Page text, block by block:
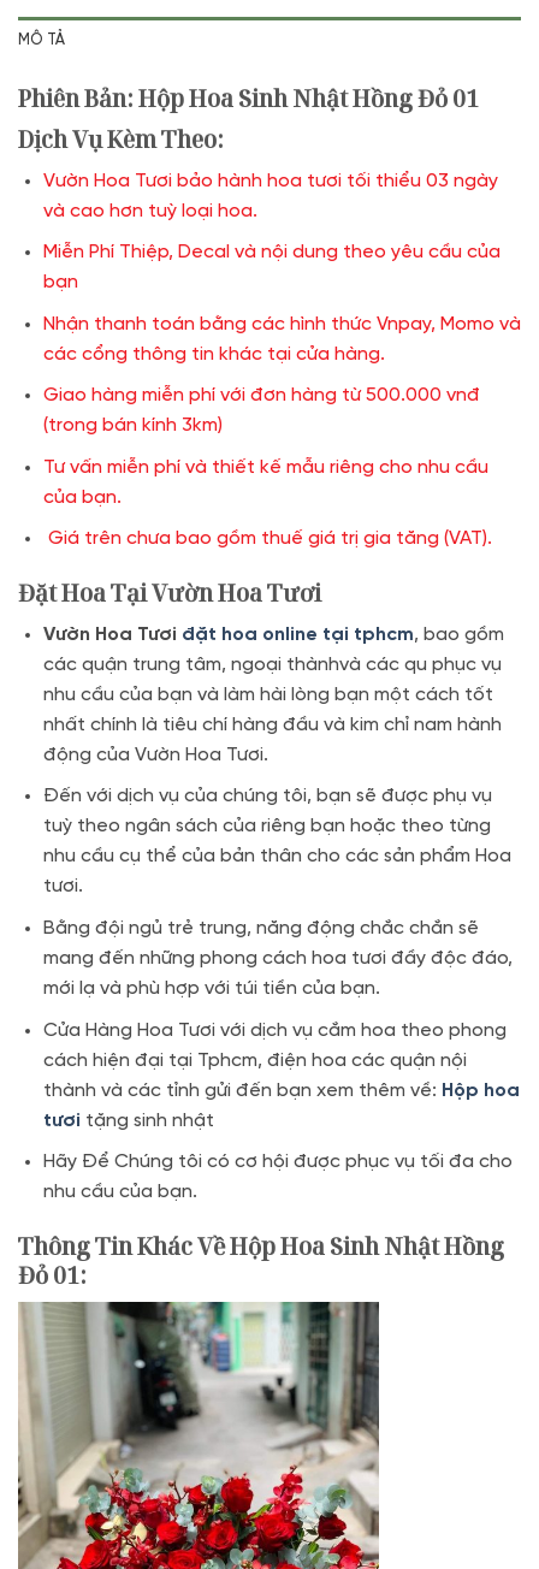
MÔ TẢ
Phiên Bản: Hộp Hoa Sinh Nhật Hồng Đỏ 01
Dịch Vụ Kèm Theo:
Vườn Hoa Tươi bảo hành hoa tươi tối thiểu 03 ngày
và cao hơn tuỳ loại hoa.
Miễn Phí Thiệp, Decal và nội dung theo yêu cầu của
bạn
Nhận thanh toán bằng các hình thức Vnpay, Momo và
các cổng thông tin khác tại cửa hàng.
Giao hàng miễn phí với đơn hàng từ 500.000 vnđ
(trong bán kính 3km)
Tư vấn miễn phí và thiết kế mẫu riêng cho nhu cầu
của bạn.
Giá trên chưa bao gồm thuế giá trị gia tăng (VAT).
Đặt Hoa Tại Vườn Hoa Tươi
Vườn Hoa Tươi đặt hoa online tại tphcm, bao gồm
các quận trung tâm, ngoại thànhvà các qu phục vụ
nhu cầu của bạn và làm hài lòng bạn một cách tốt
nhất chính là tiêu chí hàng đầu và kim chỉ nam hành
động của Vườn Hoa Tươi.
Đến với dịch vụ của chúng tôi, bạn sẽ được phụ vụ
tuỳ theo ngân sách của riêng bạn hoặc theo từng
nhu cầu cụ thể của bản thân cho các sản phẩm Hoa
tươi.
Bằng đội ngủ trẻ trung, năng động chắc chắn sẽ
mang đến những phong cách hoa tươi đầy độc đáo,
mới lạ và phù hợp với túi tiền của bạn.
Cửa Hàng Hoa Tươi với dịch vụ cắm hoa theo phong
cách hiện đại tại Tphcm, điện hoa các quận nội
thành và các tỉnh gửi đến bạn xem thêm về: Hộp hoa
tươi tặng sinh nhật
Hãy Để Chúng tôi có cơ hội được phục vụ tối đa cho
nhu cầu của bạn.
Thông Tin Khác Về Hộp Hoa Sinh Nhật Hồng
Đỏ 01: